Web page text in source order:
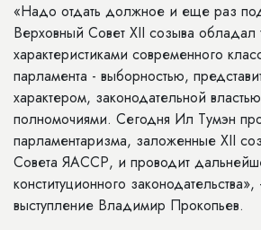
«Надо отдать должное и еще раз
Верховный Совет XII созыва обладал
характеристиками современного
парламента - выборностью,
характером, законодательной
полномочиями. Сегодня Ил Тумэн
парламентаризма, заложенные XII
Совета ЯАССР, и проводит
конституционного
выступление Владимир Прокопьев.